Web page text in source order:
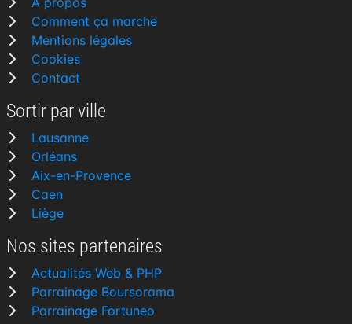
Comment ça marche
Mentions légales
Cookies
Contact
Sortir par ville
Lausanne
Orléans
Aix-en-Provence
Caen
Liège
Nos sites partenaires
Actualités Web & PHP
Parrainage Boursorama
Parrainage Fortuneo